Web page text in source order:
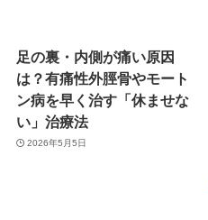
足の裏・内側が痛い原因
は？有痛性外脛骨やモート
ン病を早く治す「休ませな
い」治療法
2026年5月5日